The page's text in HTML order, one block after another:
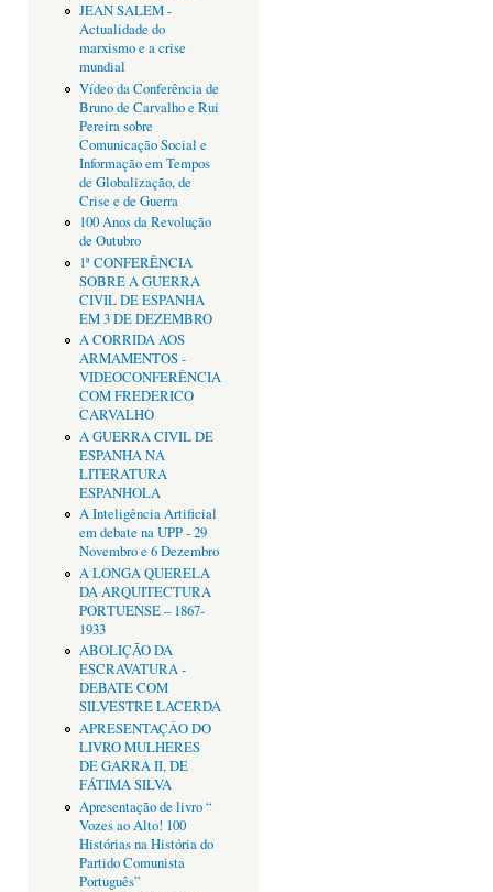
JEAN SALEM -
Actualidade do
marxismo e a crise
mundial
Vídeo da Conferência de
Bruno de Carvalho e Rui
Pereira sobre
Comunicação Social e
Informação em Tempos
de Globalização, de
Crise e de Guerra
100 Anos da Revolução
de Outubro
1ª CONFERÊNCIA
SOBRE A GUERRA
CIVIL DE ESPANHA
EM 3 DE DEZEMBRO
A CORRIDA AOS
ARMAMENTOS -
VIDEOCONFERÊNCIA
COM FREDERICO
CARVALHO
A GUERRA CIVIL DE
ESPANHA NA
LITERATURA
ESPANHOLA
A Inteligência Artificial
em debate na UPP - 29
Novembro e 6 Dezembro
A LONGA QUERELA
DA ARQUITECTURA
PORTUENSE – 1867-
1933
ABOLIÇÃO DA
ESCRAVATURA -
DEBATE COM
SILVESTRE LACERDA
APRESENTAÇÂO DO
LIVRO MULHERES
DE GARRA II, DE
FÁTIMA SILVA
Apresentação de livro “
Vozes ao Alto! 100
Histórias na História do
Partido Comunista
Português”